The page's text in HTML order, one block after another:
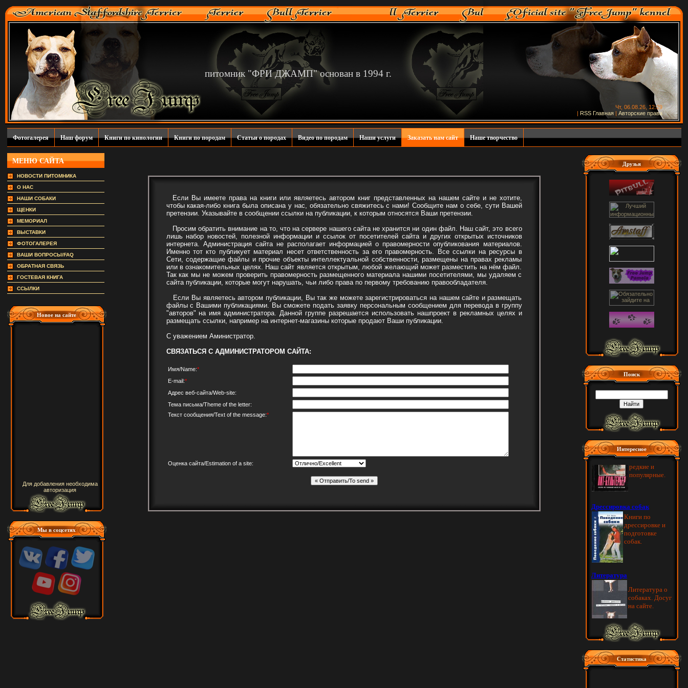
питомник "ФРИ ДЖАМП" основан в 1994 г.
Чт, 06.08.26, 12:29
| RSS Главная | Авторские права
Фотогалерея Наш форум Книги по кинологии Книги по породам Статьи о породах Видео по породам Наши услуги Заказать нам сайт Наше творчество
МЕНЮ САЙТА
НОВОСТИ ПИТОМНИКА
О НАС
НАШИ СОБАКИ
ЩЕНКИ
МЕМОРИАЛ
ВЫСТАВКИ
ФОТОГАЛЕРЕЯ
ВАШИ ВОПРОСЫ/FAQ
ОБРАТНАЯ СВЯЗЬ
ГОСТЕВАЯ КНИГА
ССЫЛКИ
Новое на сайте
Для добавления необходима
авторизация
Мы в соцсетях
Если Вы имеете права на книги или являетесь автором книг представленных на нашем сайте и не хотите,
чтобы какая-либо книга была описана у нас, обязательно свяжитесь с нами! Сообщите нам о себе, сути Вашей
претензии. Указывайте в сообщении ссылки на публикации, к которым относятся Ваши претензии.
Просим обратить внимание на то, что на сервере нашего сайта не хранится ни один файл. Наш сайт, это всего
лишь набор новостей, полезной информации и ссылок от посетителей сайта и других открытых источников
интернета. Администрация сайта не располагает информацией о правомерности опубликования материалов.
Именно тот кто публикует материал несет ответственность за его правомерность. Все ссылки на ресурсы в
Сети, содержащие файлы и прочие объекты интеллектуальной собственности, размещены на правах рекламы
или в ознакомительных целях. Наш сайт является открытым, любой желающий может разместить на нём файл.
Так как мы не можем проверить правомерность размещенного материала нашими посетителями, мы удаляем с
сайта публикации, которые могут нарушать, чьи либо права по первому требованию правообладателя.
Если Вы являетесь автором публикации, Вы так же можете зарегистрироваться на нашем сайте и размещать
файлы с Вашими публикациями. Вы сможете подать заявку персональным сообщением для перевода в группу
"авторов" на имя администратора. Данной группе разрешается использовать нашпроект в рекламных целях и
размещать ссылки, например на интернет-магазины которые продают Ваши публикации.
С уважением Аминистратор.
СВЯЗАТЬСЯ С АДМИНИСТРАТОРОМ САЙТА:
Имя/Name:*
E-mail:*
Адрес веб-сайта/Web-site:
Тема письма/Theme of the letter:
Текст сообщения/Text of the message:*
Оценка сайта/Estimation of a site:
Друзья
Поиск
Интересное
Статистика